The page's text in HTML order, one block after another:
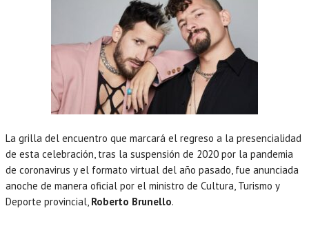
La grilla del encuentro que marcará el regreso a la presencialidad
de esta celebración, tras la suspensión de 2020 por la pandemia
de coronavirus y el formato virtual del año pasado, fue anunciada
anoche de manera oficial por el ministro de Cultura, Turismo y
Deporte provincial, Roberto Brunello.